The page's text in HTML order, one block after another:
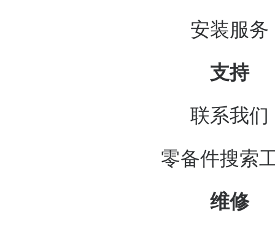
安装服务
支持
联系我们
零备件搜索
维修